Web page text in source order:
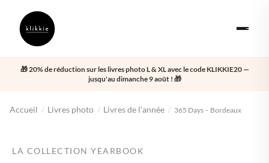
🎁 20% de réduction sur les livres photo L & XL avec le code KLIKKIE20 —
jusqu'au dimanche 9 août ! 🎁
Accueil / Livres photo / Livres de l'année / 365 Days – Bordeaux
LA COLLECTION YEARBOOK